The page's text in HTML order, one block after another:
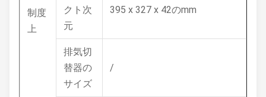
制度
上
クト次
元
395 x 327 x 42のmm
排気切
替器の
サイズ
/